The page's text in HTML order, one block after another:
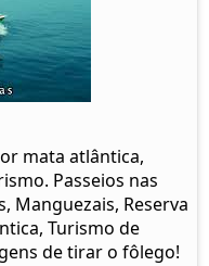
mata atlântica,
Passeios nas
Manguezais, Reserva
Turismo de
de tirar o fôlego!